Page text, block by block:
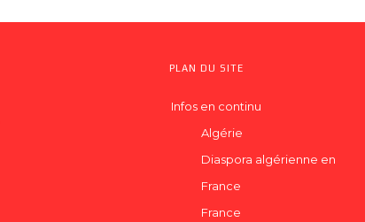
PLAN DU SITE
Infos en continu
Algérie
Diaspora algérienne en
France
France